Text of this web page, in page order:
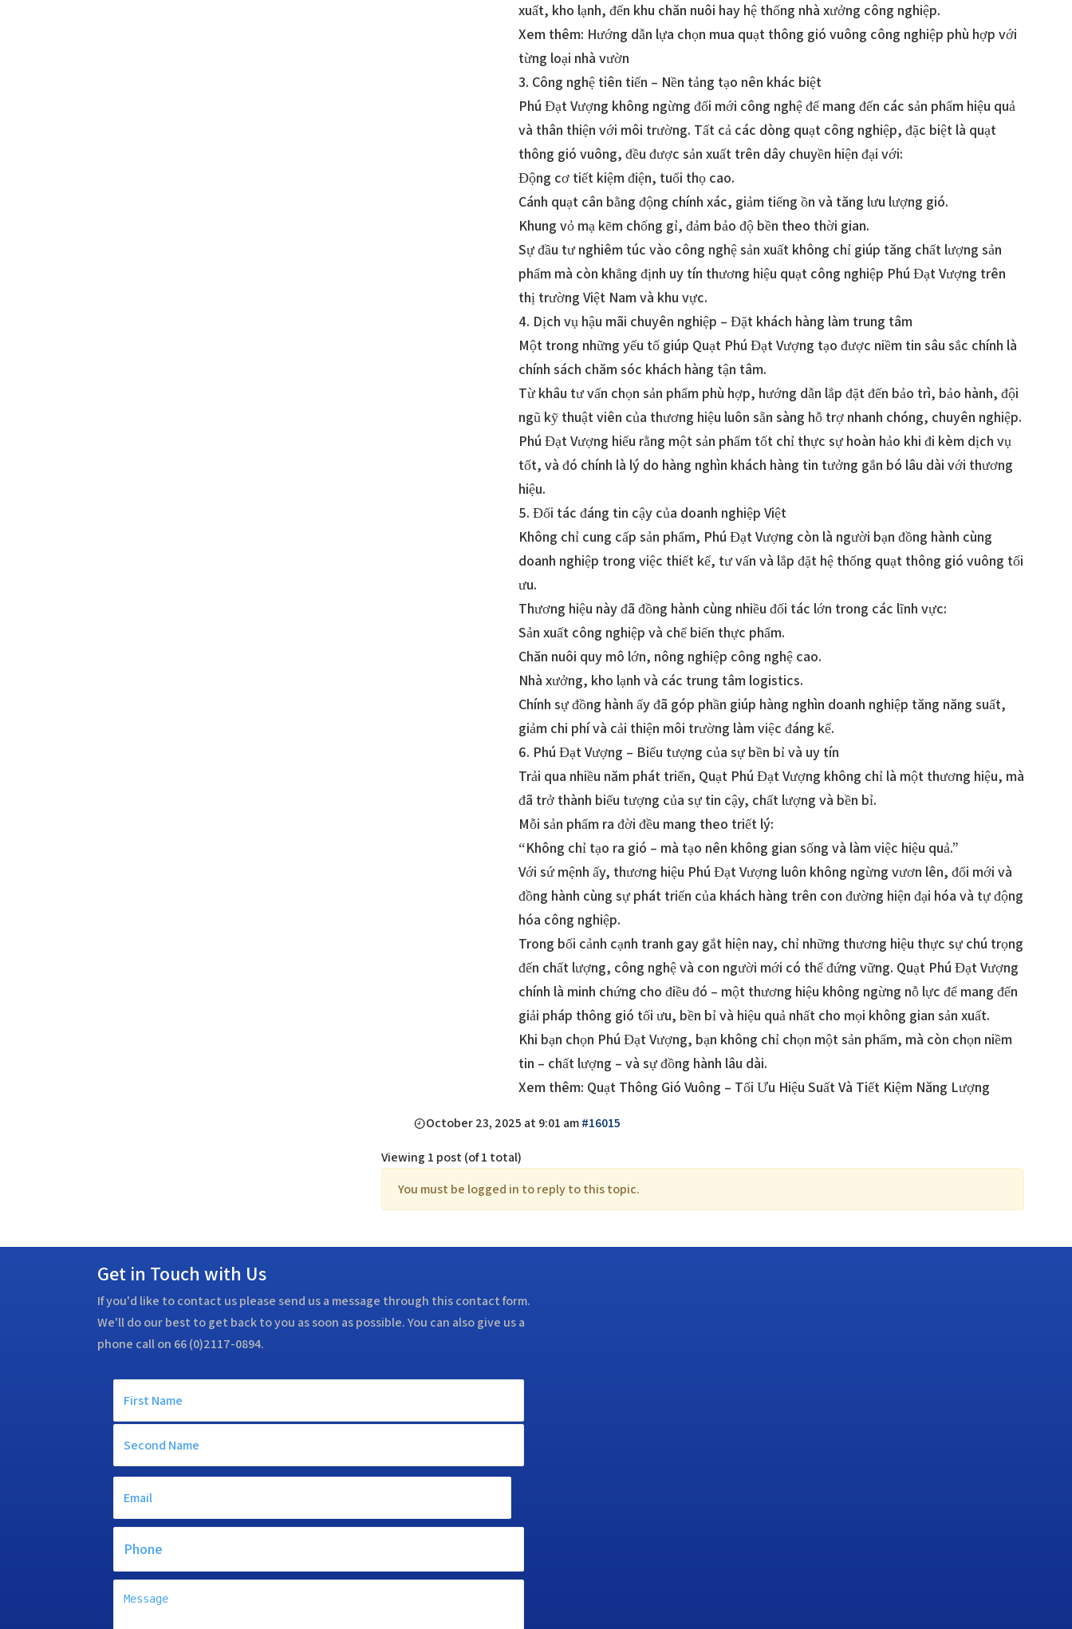
xuất, kho lạnh, đến khu chăn nuôi hay hệ thống nhà xưởng công nghiệp.
Xem thêm: Hướng dẫn lựa chọn mua quạt thông gió vuông công nghiệp phù hợp với
từng loại nhà vườn
3. Công nghệ tiên tiến – Nền tảng tạo nên khác biệt
Phú Đạt Vượng không ngừng đổi mới công nghệ để mang đến các sản phẩm hiệu quả
và thân thiện với môi trường. Tất cả các dòng quạt công nghiệp, đặc biệt là quạt
thông gió vuông, đều được sản xuất trên dây chuyền hiện đại với:
Động cơ tiết kiệm điện, tuổi thọ cao.
Cánh quạt cân bằng động chính xác, giảm tiếng ồn và tăng lưu lượng gió.
Khung vỏ mạ kẽm chống gỉ, đảm bảo độ bền theo thời gian.
Sự đầu tư nghiêm túc vào công nghệ sản xuất không chỉ giúp tăng chất lượng sản
phẩm mà còn khẳng định uy tín thương hiệu quạt công nghiệp Phú Đạt Vượng trên
thị trường Việt Nam và khu vực.
4. Dịch vụ hậu mãi chuyên nghiệp – Đặt khách hàng làm trung tâm
Một trong những yếu tố giúp Quạt Phú Đạt Vượng tạo được niềm tin sâu sắc chính là
chính sách chăm sóc khách hàng tận tâm.
Từ khâu tư vấn chọn sản phẩm phù hợp, hướng dẫn lắp đặt đến bảo trì, bảo hành, đội
ngũ kỹ thuật viên của thương hiệu luôn sẵn sàng hỗ trợ nhanh chóng, chuyên nghiệp.
Phú Đạt Vượng hiểu rằng một sản phẩm tốt chỉ thực sự hoàn hảo khi đi kèm dịch vụ
tốt, và đó chính là lý do hàng nghìn khách hàng tin tưởng gắn bó lâu dài với thương
hiệu.
5. Đối tác đáng tin cậy của doanh nghiệp Việt
Không chỉ cung cấp sản phẩm, Phú Đạt Vượng còn là người bạn đồng hành cùng
doanh nghiệp trong việc thiết kế, tư vấn và lắp đặt hệ thống quạt thông gió vuông tối
ưu.
Thương hiệu này đã đồng hành cùng nhiều đối tác lớn trong các lĩnh vực:
Sản xuất công nghiệp và chế biến thực phẩm.
Chăn nuôi quy mô lớn, nông nghiệp công nghệ cao.
Nhà xưởng, kho lạnh và các trung tâm logistics.
Chính sự đồng hành ấy đã góp phần giúp hàng nghìn doanh nghiệp tăng năng suất,
giảm chi phí và cải thiện môi trường làm việc đáng kể.
6. Phú Đạt Vượng – Biểu tượng của sự bền bỉ và uy tín
Trải qua nhiều năm phát triển, Quạt Phú Đạt Vượng không chỉ là một thương hiệu, mà
đã trở thành biểu tượng của sự tin cậy, chất lượng và bền bỉ.
Mỗi sản phẩm ra đời đều mang theo triết lý:
“Không chỉ tạo ra gió – mà tạo nên không gian sống và làm việc hiệu quả.”
Với sứ mệnh ấy, thương hiệu Phú Đạt Vượng luôn không ngừng vươn lên, đổi mới và
đồng hành cùng sự phát triển của khách hàng trên con đường hiện đại hóa và tự động
hóa công nghiệp.
Trong bối cảnh cạnh tranh gay gắt hiện nay, chỉ những thương hiệu thực sự chú trọng
đến chất lượng, công nghệ và con người mới có thể đứng vững. Quạt Phú Đạt Vượng
chính là minh chứng cho điều đó – một thương hiệu không ngừng nỗ lực để mang đến
giải pháp thông gió tối ưu, bền bỉ và hiệu quả nhất cho mọi không gian sản xuất.
Khi bạn chọn Phú Đạt Vượng, bạn không chỉ chọn một sản phẩm, mà còn chọn niềm
tin – chất lượng – và sự đồng hành lâu dài.
Xem thêm: Quạt Thông Gió Vuông – Tối Ưu Hiệu Suất Và Tiết Kiệm Năng Lượng
October 23, 2025 at 9:01 am#16015
Viewing 1 post (of 1 total)
You must be logged in to reply to this topic.
Get in Touch with Us
If you'd like to contact us please send us a message through this contact form.
We'll do our best to get back to you as soon as possible. You can also give us a
phone call on 66 (0)2117-0894.